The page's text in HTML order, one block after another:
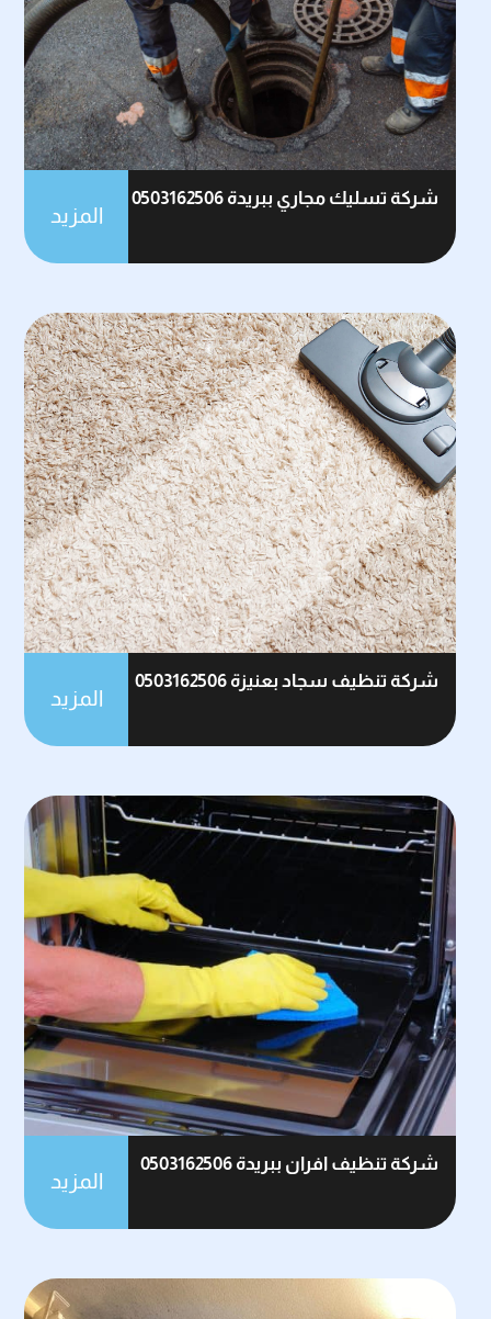
شركة تسليك مجاري ببريدة 0503162506
المزيد
شركة تنظيف سجاد بعنيزة 0503162506
المزيد
شركة تنظيف افران ببريدة 0503162506
المزيد